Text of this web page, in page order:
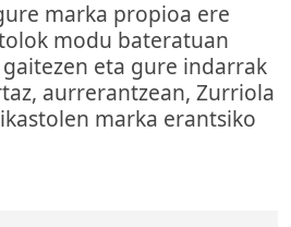
marka propioa ere
modu bateratuan
eta gure indarrak
aurrerantzean, Zurriola
marka erantsiko